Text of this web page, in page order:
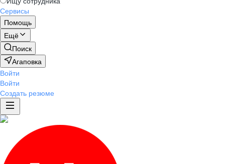
Сервисы
Помощь
Ещё
Поиск
Агаповка
Войти
Войти
Создать резюме